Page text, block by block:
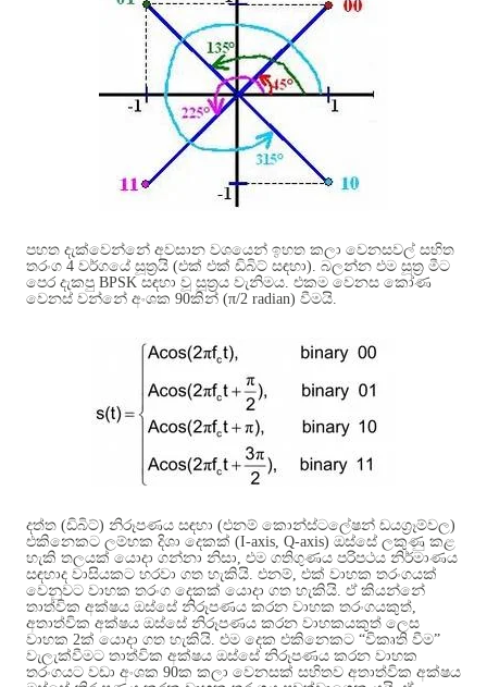
පහත දැක්වෙන්නේ අවසාන වශයෙන් ඉහත කලා වෙනසවල් සහිත
තරංග 4 වර්ගයේ සූත්‍රයි (එක් එක් ඩිබිට් සඳහා). බලන්න එම සූත්‍ර මීට
පෙර දැකපු BPSK සඳහා වූ සූත්‍රය වැනිමය. එකම වෙනස කෝණ
වෙනස් වන්නේ අංශක 90කින් (π/2 radian) වීමයි.
දත්ත (ඩිබිට්) නිරූපණය සඳහා (එනම් කොන්ස්ටලේෂන් ඩයග්‍රෑම්වල)
එකිනෙකට ලම්භක දිශා දෙකක් (I-axis, Q-axis) ඔස්සේ ලකුණු කළ
හැකි තලයක් යොදා ගන්නා නිසා, එම ගතිගුණය පරිපථය නිර්මාණය
සඳහාද වාසියකට හරවා ගත හැකියි. එනම්, එක් වාහක තරංගයක්
වෙනුවට වාහක තරංග දෙකක් යොදා ගත හැකියි. ඒ කියන්නේ
තාත්වික අක්ෂය ඔස්සේ නිරූපණය කරන වාහක තරංගයකුත්,
අතාත්වික අක්ෂය ඔස්සේ නිරූපණය කරන වාහකයකුත් ලෙස
වාහක 2ක් යොදා ගත හැකියි. එම දෙක එකිනෙකට “විකෘති වීම”
වැලැක්වීමට තාත්වික අක්ෂය ඔස්සේ නිරූපණය කරන වාහක
තරංගයට වඩා අංශක 90ක කලා වෙනසක් සහිතව අතාත්වික අක්ෂය